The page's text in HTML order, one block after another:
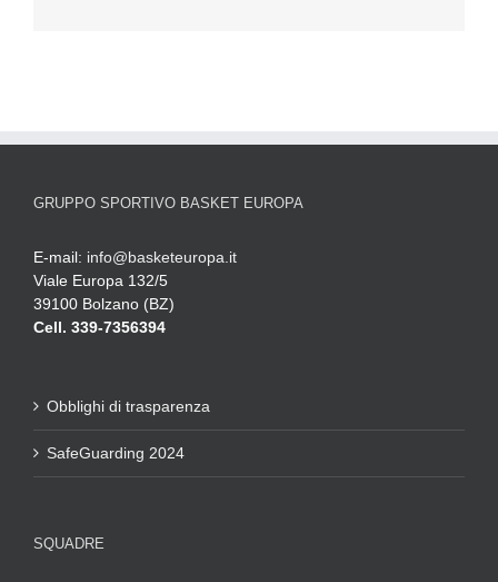
GRUPPO SPORTIVO BASKET EUROPA
E-mail: info@basketeuropa.it
Viale Europa 132/5
39100 Bolzano (BZ)
Cell. 339-7356394
Obblighi di trasparenza
SafeGuarding 2024
SQUADRE